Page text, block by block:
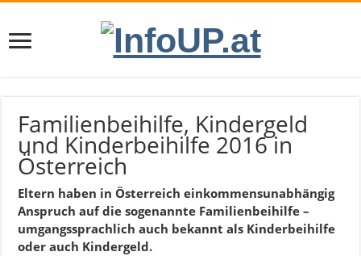
Familienbeihilfe, Kindergeld
und Kinderbeihilfe 2016 in
Österreich
Eltern haben in Österreich einkommensunabhängig
Anspruch auf die sogenannte Familienbeihilfe –
umgangssprachlich auch bekannt als Kinderbeihilfe
oder auch Kindergeld.